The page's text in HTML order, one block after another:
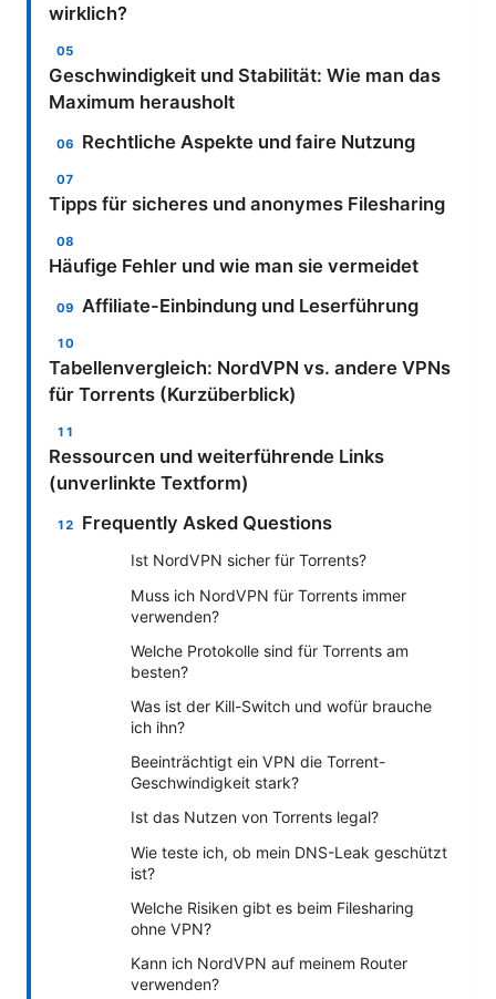
wirklich?
Geschwindigkeit und Stabilität: Wie man das
Maximum herausholt
Rechtliche Aspekte und faire Nutzung
Tipps für sicheres und anonymes Filesharing
Häufige Fehler und wie man sie vermeidet
Affiliate-Einbindung und Leserführung
Tabellenvergleich: NordVPN vs. andere VPNs
für Torrents (Kurzüberblick)
Ressourcen und weiterführende Links
(unverlinkte Textform)
Frequently Asked Questions
Ist NordVPN sicher für Torrents?
Muss ich NordVPN für Torrents immer
verwenden?
Welche Protokolle sind für Torrents am
besten?
Was ist der Kill-Switch und wofür brauche
ich ihn?
Beeinträchtigt ein VPN die Torrent-
Geschwindigkeit stark?
Ist das Nutzen von Torrents legal?
Wie teste ich, ob mein DNS-Leak geschützt
ist?
Welche Risiken gibt es beim Filesharing
ohne VPN?
Kann ich NordVPN auf meinem Router
verwenden?